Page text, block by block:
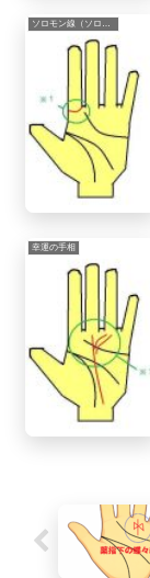
ソロモン線（ソロモン環）
幸運の手相